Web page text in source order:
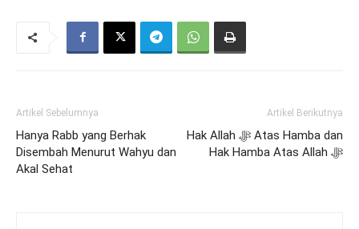
Artikel Sebelumnya
Hanya Rabb yang Berhak
Disembah Menurut Wahyu dan
Akal Sehat
Artikel Berikutnya
Hak Allah ﷻ Atas Hamba dan
Hak Hamba Atas Allah ﷻ